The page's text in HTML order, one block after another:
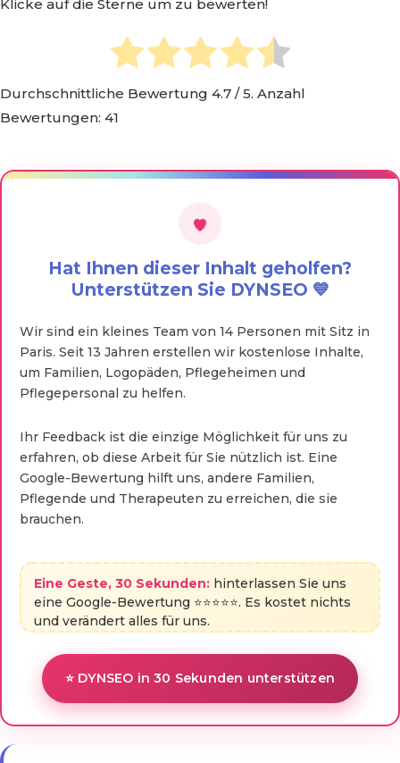
Klicke auf die Sterne um zu bewerten!
Durchschnittliche Bewertung 4.7 / 5. Anzahl
Bewertungen: 41
Hat Ihnen dieser Inhalt geholfen?
Unterstützen Sie DYNSEO 💙
Wir sind ein kleines Team von 14 Personen mit Sitz in
Paris. Seit 13 Jahren erstellen wir kostenlose Inhalte,
um Familien, Logopäden, Pflegeheimen und
Pflegepersonal zu helfen.
Ihr Feedback ist die einzige Möglichkeit für uns zu
erfahren, ob diese Arbeit für Sie nützlich ist. Eine
Google-Bewertung hilft uns, andere Familien,
Pflegende und Therapeuten zu erreichen, die sie
brauchen.
Eine Geste, 30 Sekunden: hinterlassen Sie uns
eine Google-Bewertung ⭐⭐⭐⭐⭐. Es kostet nichts
und verändert alles für uns.
⭐ DYNSEO in 30 Sekunden unterstützen